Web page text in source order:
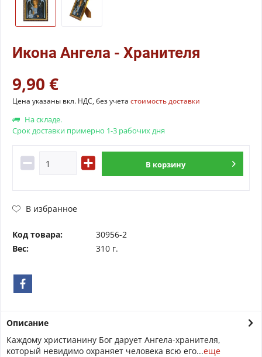
Икона Ангела - Хранителя
9,90 €
Цена указаны вкл. НДС, без учета стоимость доставки
На складе.
Срок доставки примерно 1-3 рабочих дня
В корзину
В избранное
Код товара:
30956-2
Вес:
310 г.
Описание
Каждому христианину Бог дарует Ангела-хранителя,
который невидимо охраняет человека всю его...еще